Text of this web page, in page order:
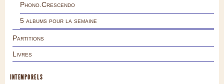
Phono.Crescendo
5 albums pour la semaine
Partitions
Livres
INTEMPORELS